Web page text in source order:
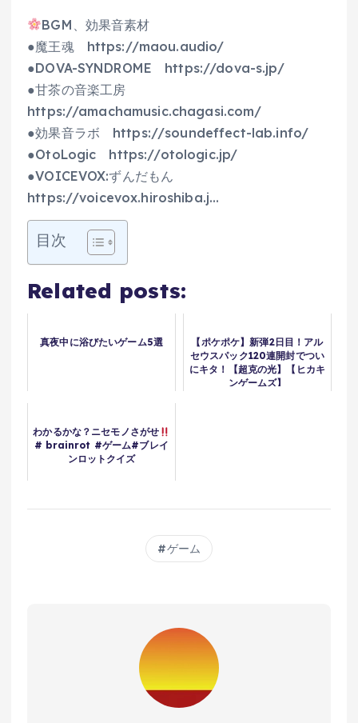
BGM、効果音素材
●魔王魂 https://maou.audio/
●DOVA-SYNDROME https://dova-s.jp/
●甘茶の音楽工房
https://amachamusic.chagasi.com/
●効果音ラボ https://soundeffect-lab.info/
●OtoLogic https://otologic.jp/
●VOICEVOX:ずんだもん
https://voicevox.hiroshiba.j…
目次
Related posts:
真夜中に浴びたいゲーム5選
【ポケポケ】新弾2日目！アル
セウスパック120連開封でつい
にキタ！【超克の光】【ヒカキ
ンゲームズ】
わかるかな？ニセモノさがせ
# brainrot #ゲーム#ブレイ
ンロットクイズ
ゲーム